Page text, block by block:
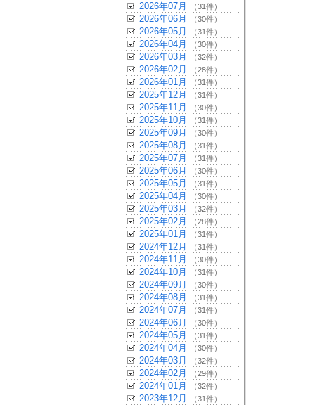
2026年07月 （31件）
2026年06月 （30件）
2026年05月 （31件）
2026年04月 （30件）
2026年03月 （32件）
2026年02月 （28件）
2026年01月 （31件）
2025年12月 （31件）
2025年11月 （30件）
2025年10月 （31件）
2025年09月 （30件）
2025年08月 （31件）
2025年07月 （31件）
2025年06月 （30件）
2025年05月 （31件）
2025年04月 （30件）
2025年03月 （32件）
2025年02月 （28件）
2025年01月 （31件）
2024年12月 （31件）
2024年11月 （30件）
2024年10月 （31件）
2024年09月 （30件）
2024年08月 （31件）
2024年07月 （31件）
2024年06月 （30件）
2024年05月 （31件）
2024年04月 （30件）
2024年03月 （32件）
2024年02月 （29件）
2024年01月 （32件）
2023年12月 （31件）